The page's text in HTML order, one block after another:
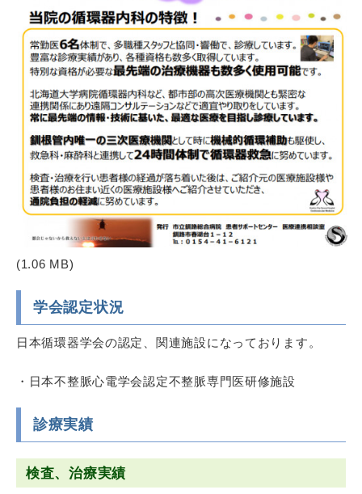
(1.06 MB)
学会認定状況
日本循環器学会の認定、関連施設になっております。
・日本不整脈心電学会認定不整脈専門医研修施設
診療実績
検査、治療実績